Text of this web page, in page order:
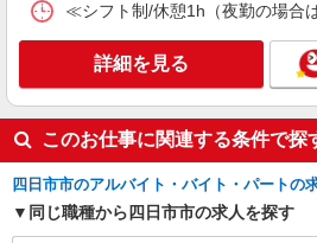
≪シフト制/休憩1h（夜勤の場
詳細を見る
このお仕事に関連する条件で探
四日市市のアルバイト・バイト・パートの
同じ職種から四日市市の求人を探す